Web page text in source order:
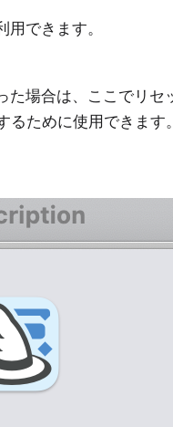
できます。
場合は、ここでリセ
ために使用できます